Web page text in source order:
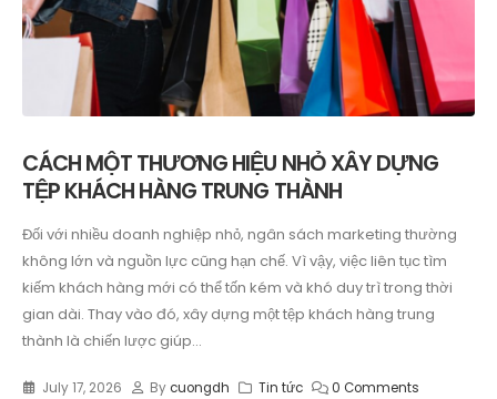
CÁCH MỘT THƯƠNG HIỆU NHỎ XÂY DỰNG
TỆP KHÁCH HÀNG TRUNG THÀNH
Đối với nhiều doanh nghiệp nhỏ, ngân sách marketing thường
không lớn và nguồn lực cũng hạn chế. Vì vậy, việc liên tục tìm
kiếm khách hàng mới có thể tốn kém và khó duy trì trong thời
gian dài. Thay vào đó, xây dựng một tệp khách hàng trung
thành là chiến lược giúp...
July 17, 2026 Bycuongdh Tin tức 0 Comments